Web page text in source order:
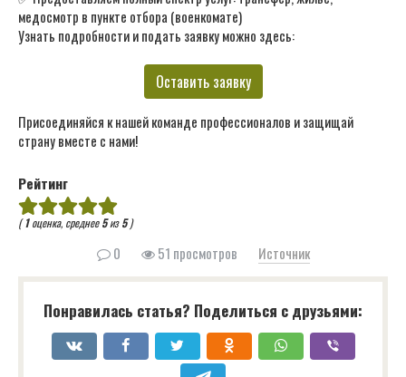
медосмотр в пункте отбора (военкомате)
Узнать подробности и подать заявку можно здесь:
Оставить заявку
Присоединяйся к нашей команде профессионалов и защищай
страну вместе с нами!
Рейтинг
(1оценка, среднее5из5)
0 51 просмотров Источник
Понравилась статья? Поделиться с друзьями: